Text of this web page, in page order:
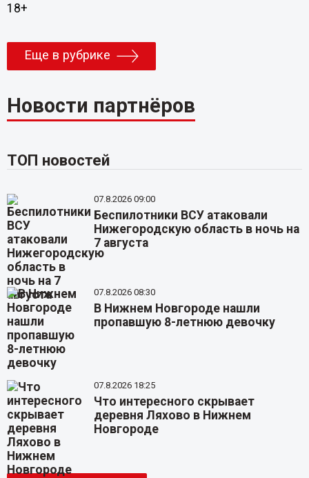
18+
Еще в рубрике
Новости партнёров
ТОП новостей
07.8.2026 09:00
Беспилотники ВСУ атаковали
Нижегородскую область в ночь на
7 августа
07.8.2026 08:30
В Нижнем Новгороде нашли
пропавшую 8-летнюю девочку
07.8.2026 18:25
Что интересного скрывает
деревня Ляхово в Нижнем
Новгороде